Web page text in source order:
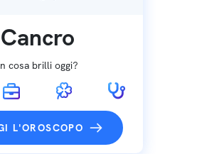
Cancro
cosa brilli oggi?
L'OROSCOPO